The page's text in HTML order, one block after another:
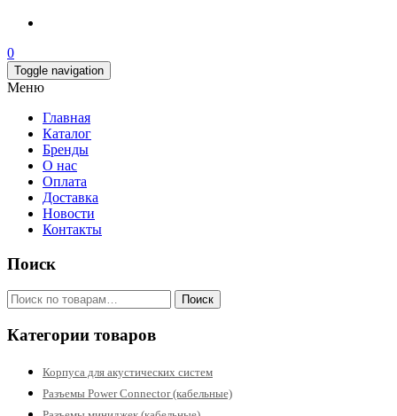
0
Toggle navigation
Меню
Главная
Каталог
Бренды
О нас
Оплата
Доставка
Новости
Контакты
Поиск
Искать: Поиск
Категории товаров
Корпуса для акустических систем
Разъемы Power Connector (кабельные)